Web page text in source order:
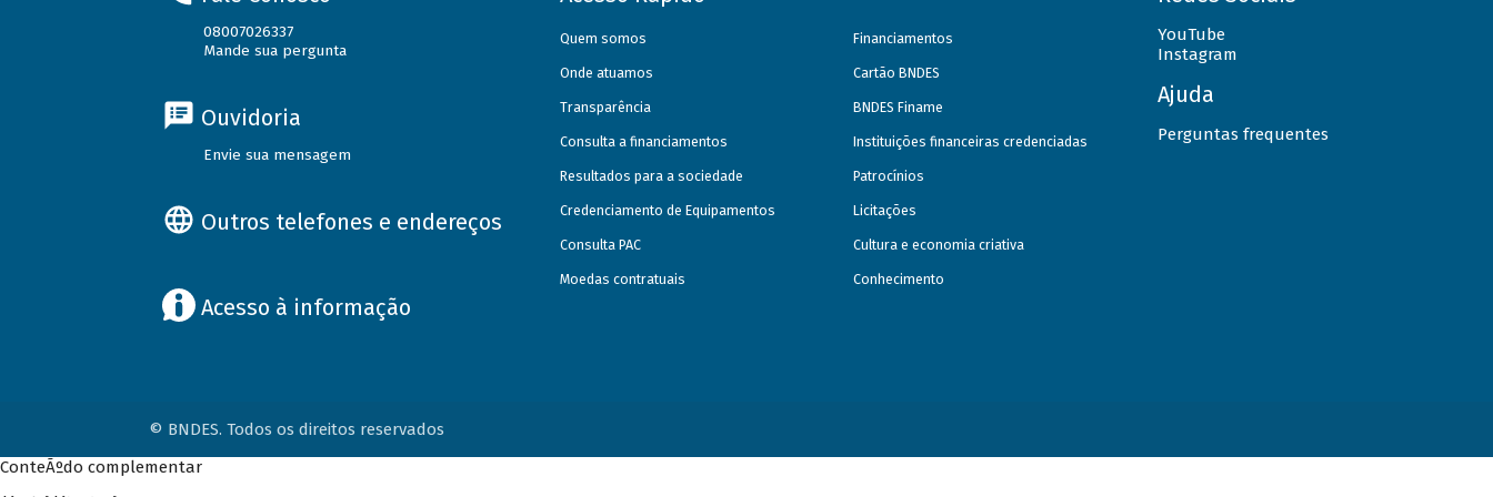
08007026337
Mande sua pergunta
Ouvidoria
Envie sua mensagem
Outros telefones e endereços
Acesso à informação
Quem somos
Onde atuamos
Transparência
Consulta a financiamentos
Resultados para a sociedade
Credenciamento de Equipamentos
Consulta PAC
Moedas contratuais
Financiamentos
Cartão BNDES
BNDES Finame
Instituições financeiras credenciadas
Patrocínios
Licitações
Cultura e economia criativa
Conhecimento
YouTube
Instagram
Ajuda
Perguntas frequentes
© BNDES. Todos os direitos reservados
ConteÃºdo complementar